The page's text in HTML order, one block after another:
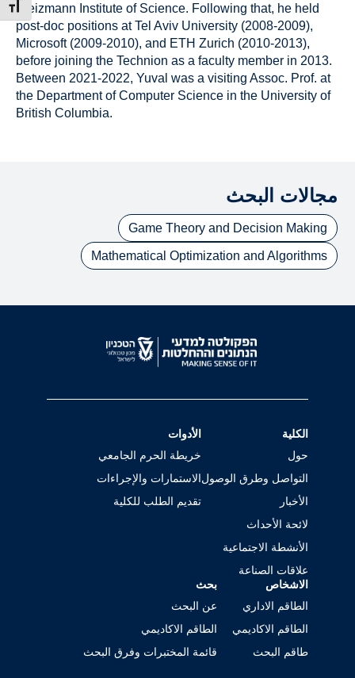
sizeWeizmann Institute of Science. Following that, he held
post-doc positions at Tel Aviv University (2008-2009),
Microsoft (2009-2010), and ETH Zurich (2010-2013),
before joining the Technion as a faculty member in 2013.
Between 2021-2022, Yuval was a visiting Assoc. Prof. at
the Department of Computer Science in the University of
British Columbia.
مجالات البحث
Game Theory and Decision Making
Mathematical Optimization and Algorithms
الكلية
حول
التواصل وطرق الوصول
الأخبار
لائحة الأحداث
الأنشطة الاجتماعية
علاقات الصناعة
الأدوات
خريطة الحرم الجامعي
الاستمارات والإجراءات
تقديم الطلب للكلية
الاشخاص
الطاقم الاداري
الطاقم الاكاديمي
طاقم البحث
بحث
عن البحث
الطاقم الاكاديمي
قائمة المختبرات وفرق البحث